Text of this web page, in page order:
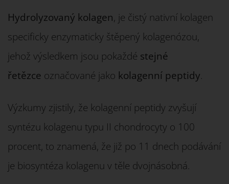
Hydrolyzovaný kolagen, je čistý nativní kolagen
specificky enzymaticky štěpený kolagenózou,
jehož výsledkem jsou pokaždé stejné
řetězce označované jako kolagenní peptidy.
Výzkumy zjistily, že kolagenní peptidy zvyšují
syntézu kolagenu typu II chondrocyty o 100
procent, to znamená, že již po 11 dnech podávání
je biosyntéza kolagenu v těle dvojnásobná.